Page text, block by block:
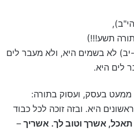
תשע!!!)
לא בשמים היא, ולא מעבר לים
לים היא.
ממעט בעסק, ועסוק בתורה:
היא. ובזה זוכה לכל כבוד
תאכל, אשרך וטוב לך. אשריך –